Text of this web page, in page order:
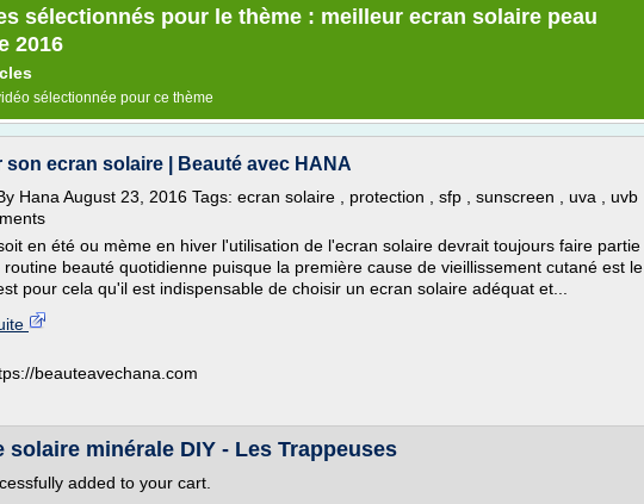
sélectionnés pour le thème : meilleur ecran solaire peau
2016
sélectionnée pour ce thème
son ecran solaire | Beauté avec HANA
Hana August 23, 2016 Tags: ecran solaire , protection , sfp , sunscreen , uva , uvb
en été ou mème en hiver l'utilisation de l'ecran solaire devrait toujours faire partie
beauté quotidienne puisque la première cause de vieillissement cutané est le
pour cela qu'il est indispensable de choisir un ecran solaire adéquat et...
beauteavechana.com
solaire minérale DIY - Les Trappeuses
added to your cart.